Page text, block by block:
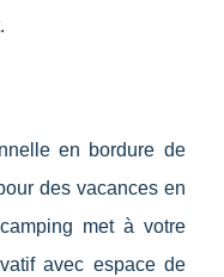
en bordure de
des vacances en
met à votre
avec espace de